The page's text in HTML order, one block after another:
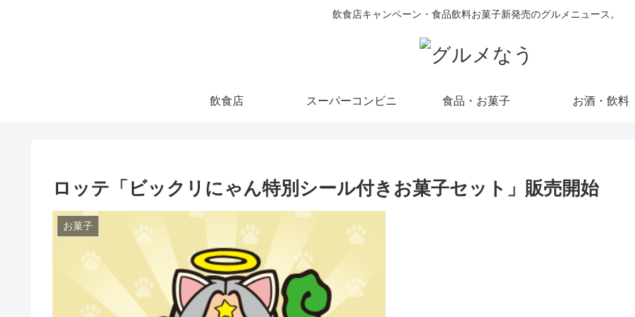
飲食店キャンペーン・食品飲料お菓子新発売のグルメニュース。
飲食店 スーパーコンビニ 食品・お菓子 お酒・飲料
ロッテ「ビックリにゃん特別シール付きお菓子セット」販売開始
お菓子